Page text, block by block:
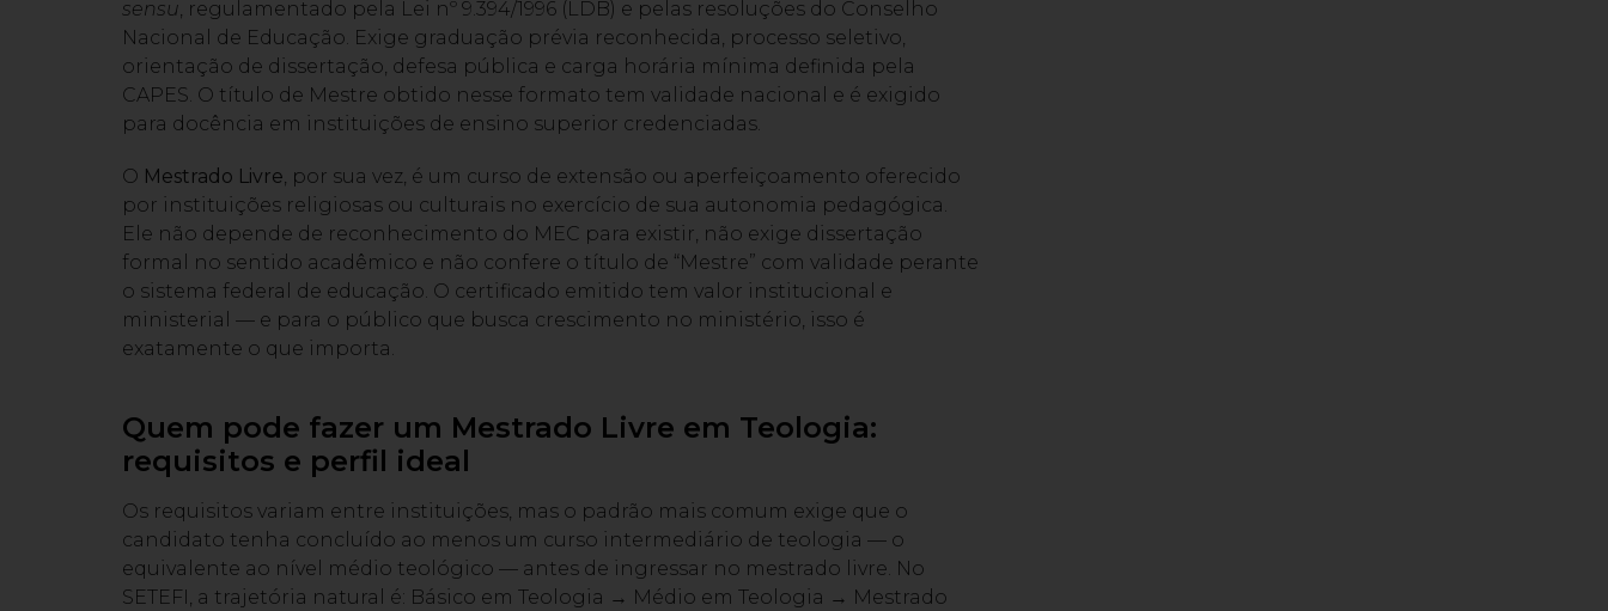
sensu, regulamentado pela Lei nº 9.394/1996 (LDB) e pelas resoluções do Conselho
Nacional de Educação. Exige graduação prévia reconhecida, processo seletivo,
orientação de dissertação, defesa pública e carga horária mínima definida pela
CAPES. O título de Mestre obtido nesse formato tem validade nacional e é exigido
para docência em instituições de ensino superior credenciadas.
O Mestrado Livre, por sua vez, é um curso de extensão ou aperfeiçoamento oferecido
por instituições religiosas ou culturais no exercício de sua autonomia pedagógica.
Ele não depende de reconhecimento do MEC para existir, não exige dissertação
formal no sentido acadêmico e não confere o título de “Mestre” com validade perante
o sistema federal de educação. O certificado emitido tem valor institucional e
ministerial — e para o público que busca crescimento no ministério, isso é
exatamente o que importa.
Quem pode fazer um Mestrado Livre em Teologia:
requisitos e perfil ideal
Os requisitos variam entre instituições, mas o padrão mais comum exige que o
candidato tenha concluído ao menos um curso intermediário de teologia — o
equivalente ao nível médio teológico — antes de ingressar no mestrado livre. No
SETEFI, a trajetória natural é: Básico em Teologia → Médio em Teologia → Mestrado